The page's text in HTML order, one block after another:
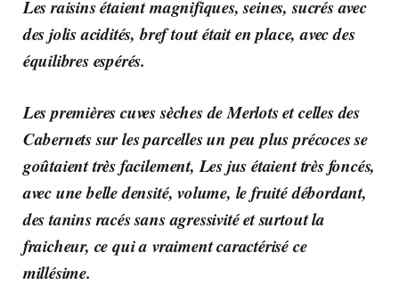
Les raisins étaient magnifiques, seines, sucrés avec
des jolis acidités, bref tout était en place, avec des
équilibres espérés.
Les premières cuves sèches de Merlots et celles des
Cabernets sur les parcelles un peu plus précoces se
goûtaient très facilement, Les jus étaient très foncés,
avec une belle densité, volume, le fruité débordant,
des tanins racés sans agressivité et surtout la
fraicheur, ce qui a vraiment caractérisé ce
millésime.